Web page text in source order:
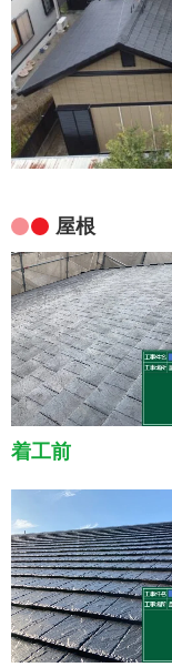
屋根
着工前